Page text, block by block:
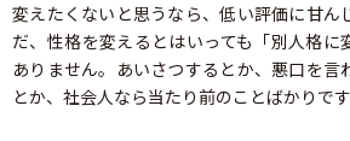
変えたくないと思うなら、低い評価に甘ん
だ、性格を変えるとはいっても「別人格に
ありません。あいさつするとか、悪口を言
とか、社会人なら当たり前のことばかりです